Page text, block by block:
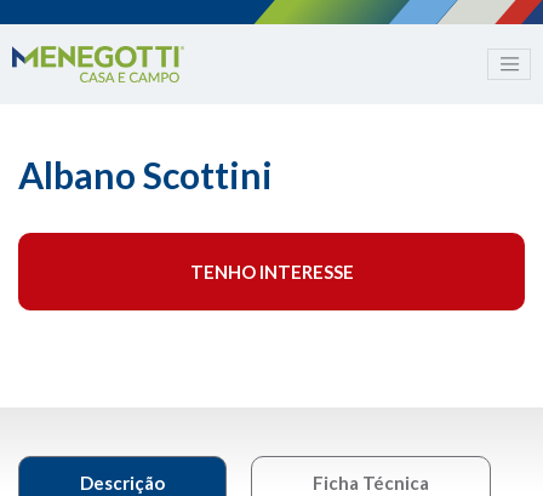
Albano Scottini
TENHO INTERESSE
Descrição Ficha Técnica